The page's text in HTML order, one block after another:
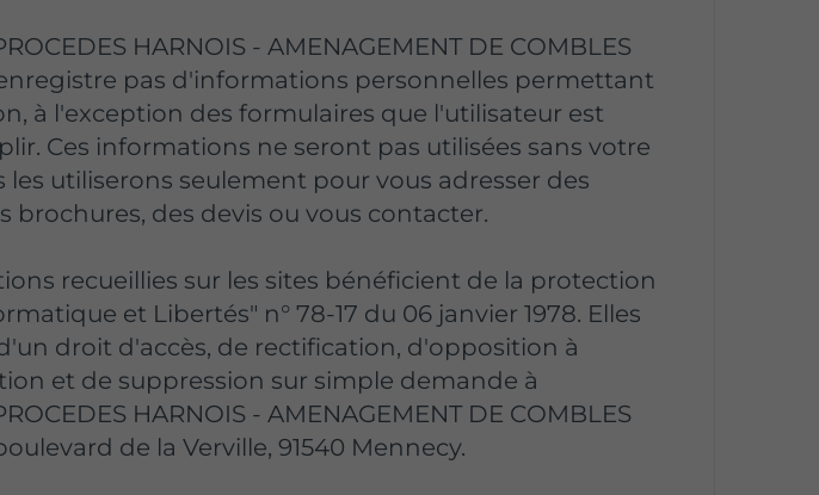
HARNOIS - AMENAGEMENT DE COMBLES
pas d'informations personnelles permettant
à l'exception des formulaires que l'utilisateur est
Ces informations ne seront pas utilisées sans votre
les utiliserons seulement pour vous adresser des
brochures, des devis ou vous contacter.
recueillies sur les sites bénéficient de la protection
et Libertés" n° 78-17 du 06 janvier 1978. Elles
droit d'accès, de rectification, d'opposition à
et de suppression sur simple demande à
HARNOIS - AMENAGEMENT DE COMBLES
de la Verville, 91540 Mennecy.